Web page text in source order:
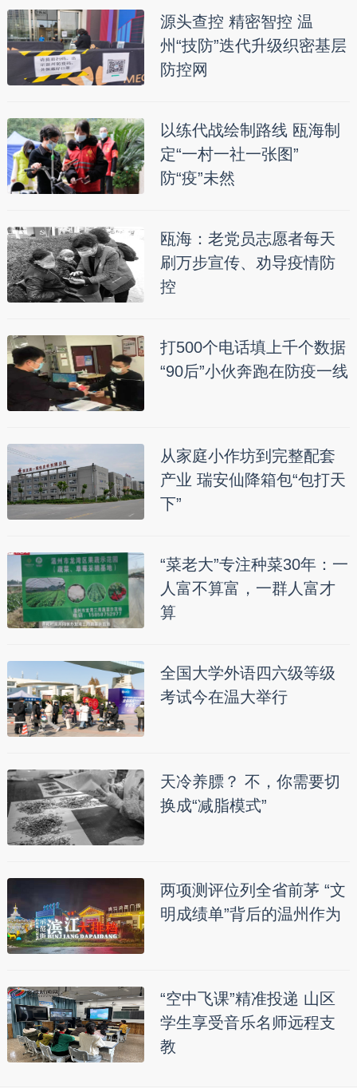
源头查控 精密智控 温
州“技防”迭代升级织密基层
防控网
以练代战绘制路线 瓯海制
定“一村一社一张图”
防“疫”未然
瓯海：老党员志愿者每天
刷万步宣传、劝导疫情防
控
打500个电话填上千个数据
“90后”小伙奔跑在防疫一线
从家庭小作坊到完整配套
产业 瑞安仙降箱包“包打天
下”
“菜老大”专注种菜30年：一
人富不算富，一群人富才
算
全国大学外语四六级等级
考试今在温大举行
天冷养膘？ 不，你需要切
换成“减脂模式”
两项测评位列全省前茅 “文
明成绩单”背后的温州作为
“空中飞课”精准投递 山区
学生享受音乐名师远程支
教